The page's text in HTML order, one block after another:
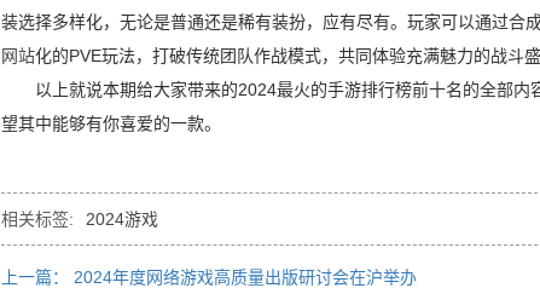
装选择多样化，无论是普通还是稀有装扮，应有尽有。玩家可以通过合
网站化的PVE玩法，打破传统团队作战模式，共同体验充满魅力的战斗盛
以上就说本期给大家带来的2024最火的手游排行榜前十名的全部内
望其中能够有你喜爱的一款。
相关标签: 2024游戏
上一篇： 2024年度网络游戏高质量出版研讨会在沪举办